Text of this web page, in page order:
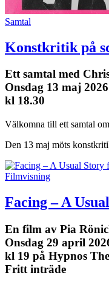
Samtal
Konstkritik på
Ett samtal med
Onsdag 13 maj 2026
kl 18.30
Välkomna till ett samtal
Den 13 maj möts
Filmvisning
Facing – A
En film av Pia
Onsdag 29 april
kl 19 på Hypnos
Fritt inträde